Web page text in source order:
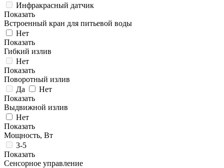
Инфракрасный датчик
Показать
Встроенный кран для питьевой воды
Нет
Показать
Гибкий излив
Нет
Показать
Поворотный излив
Да
Нет
Показать
Выдвижной излив
Нет
Показать
Мощность, Вт
3-5
Показать
Сенсорное управление